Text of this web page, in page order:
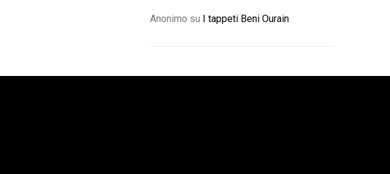
Anonimo su I tappeti Beni Ourain